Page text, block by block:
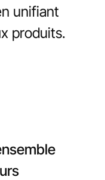
unifiant
produits.